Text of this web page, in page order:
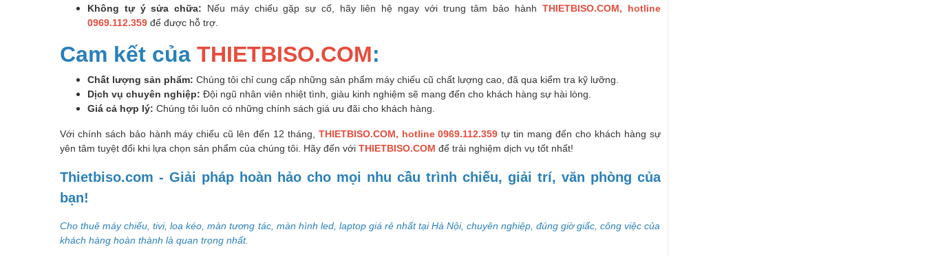
Không tự ý sửa chữa: Nếu máy chiếu gặp sự cố, hãy liên hệ ngay với trung tâm bảo hành THIETBISO.COM, hotline
0969.112.359 để được hỗ trợ.
Cam kết của THIETBISO.COM:
Chất lượng sản phẩm: Chúng tôi chỉ cung cấp những sản phẩm máy chiếu cũ chất lượng cao, đã qua kiểm tra kỹ lưỡng.
Dịch vụ chuyên nghiệp: Đội ngũ nhân viên nhiệt tình, giàu kinh nghiệm sẽ mang đến cho khách hàng sự hài lòng.
Giá cả hợp lý: Chúng tôi luôn có những chính sách giá ưu đãi cho khách hàng.
Với chính sách bảo hành máy chiếu cũ lên đến 12 tháng, THIETBISO.COM, hotline 0969.112.359 tự tin mang đến cho khách hàng sự
yên tâm tuyệt đối khi lựa chọn sản phẩm của chúng tôi. Hãy đến với THIETBISO.COM để trải nghiệm dịch vụ tốt nhất!
Thietbiso.com - Giải pháp hoàn hảo cho mọi nhu cầu trình chiếu, giải trí, văn phòng của
bạn!
Cho thuê máy chiếu, tivi, loa kéo, màn tương tác, màn hình led, laptop giá rẻ nhất tại Hà Nội, chuyên nghiệp, đúng giờ giấc, công việc của
khách hàng hoàn thành là quan trọng nhất.